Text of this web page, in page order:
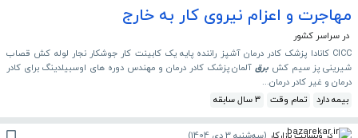
مهاجرت و اعزام نیروی کار به خارج
در سراسر کشور
CICC کانادا پزشک کادر درمان آشپز راننده پایه یک‌ کابینت کار جوشکار نجار لوله کش قصاب
شیرینی پز سیم کش برقآلمان پزشک کادر درمان و مهندس دوره های اوسبیلدینگ برای کادر
درمان و غیر کادر درمان...
بیمه دارد
تمام وقت 3 سال سابقه
در وبسایت بازارکار (سه‌شنبه 3 دی 1404 )